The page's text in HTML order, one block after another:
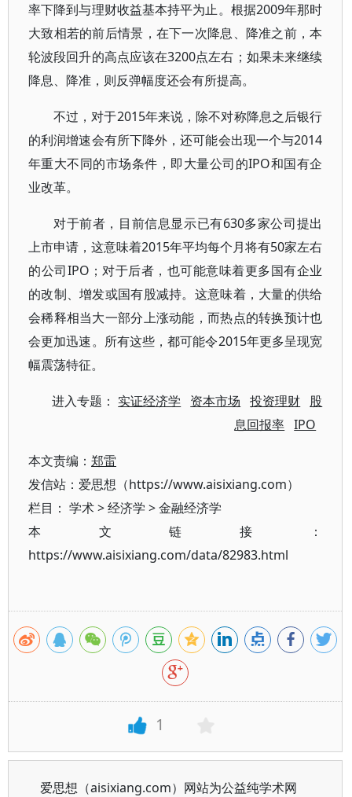
率下降到与理财收益基本持平为止。根据2009年那时
大致相若的前后情景，在下一次降息、降准之前，本
轮波段回升的高点应该在3200点左右；如果未来继续
降息、降准，则反弹幅度还会有所提高。
不过，对于2015年来说，除不对称降息之后银行
的利润增速会有所下降外，还可能会出现一个与2014
年重大不同的市场条件，即大量公司的IPO和国有企
业改革。
对于前者，目前信息显示已有630多家公司提出
上市申请，这意味着2015年平均每个月将有50家左右
的公司IPO；对于后者，也可能意味着更多国有企业
的改制、增发或国有股减持。这意味着，大量的供给
会稀释相当大一部分上涨动能，而热点的转换预计也
会更加迅速。所有这些，都可能令2015年更多呈现宽
幅震荡特征。
进入专题： 实证经济学 资本市场 投资理财 股
息回报率 IPO
本文责编： 郑雷
发信站：爱思想（https://www.aisixiang.com）
栏目： 学术>经济学 >金融经济学
本文链接：
https://www.aisixiang.com/data/82983.html
1
爱思想（aisixiang.com）网站为公益纯学术网